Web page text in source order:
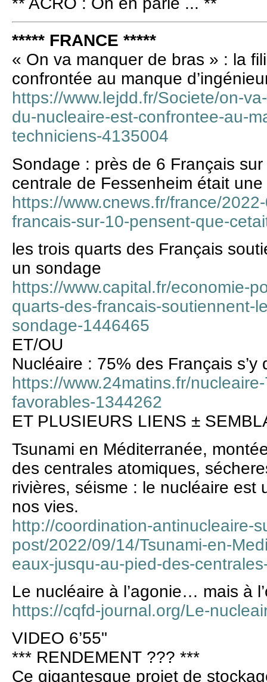
***** FRANCE *****
« On va manquer de bras » : la
confrontée au manque
https://www.lejdd.fr/Societe/on-
du-nucleaire-est-confrontee-au-
techniciens-4135004
Sondage : près de 6 Français
centrale de Fessenheim était
https://www.cnews.fr/france/
francais-sur-10-pensent-que-
les trois quarts des Français
un sondage
https://www.capital.fr/economie-
quarts-des-francais-soutiennent-
sondage-1446465
ET/OU
Nucléaire : 75% des Français s’y
https://www.24matins.fr/
favorables-1344262
ET PLUSIEURS LIENS ±
Tsunami en Méditerranée,
des centrales atomiques,
rivières, séisme : le nucléaire est
nos vies.
http://coordination-antinucleaire-
post/2022/09/14/Tsunami-en-
eaux-jusqu-au-pied-des-
Le nucléaire à l’agonie… mais à
https://cqfd-journal.org/Le-
VIDEO 6’55"
*** RENDEMENT ??? ***
Ce gigantesque projet de